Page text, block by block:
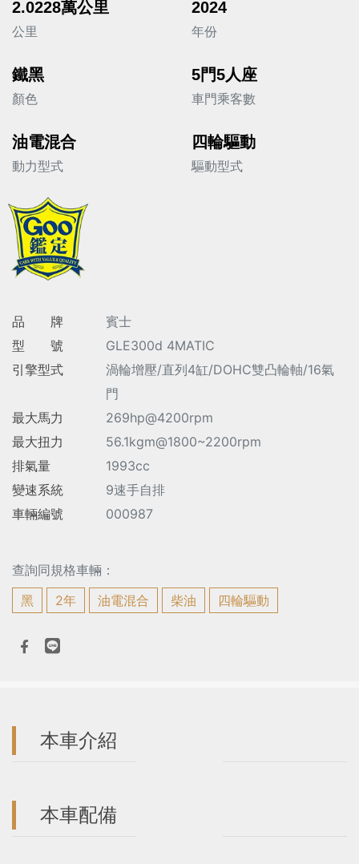
2.0228萬公里
公里
2024
年份
鐵黑
顏色
5門5人座
車門乘客數
油電混合
動力型式
四輪驅動
驅動型式
品 牌
賓士
型 號
GLE300d 4MATIC
引擎型式
渦輪增壓/直列4缸/DOHC雙凸輪軸/16氣
門
最大馬力
269hp@4200rpm
最大扭力
56.1kgm@1800~2200rpm
排氣量
1993cc
變速系統
9速手自排
車輛編號
000987
查詢同規格車輛：
黑
2年 油電混合 柴油 四輪驅動
本車介紹
本車配備